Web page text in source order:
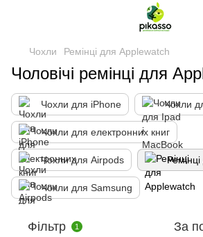
Чохли Ремінці для Applewatch
Чоловічі ремінці для
Чохли для iPhone Чохли
Чохли для електронних книг
Чохли для Airpods
Чохли для Samsung
Фільтр 1 За